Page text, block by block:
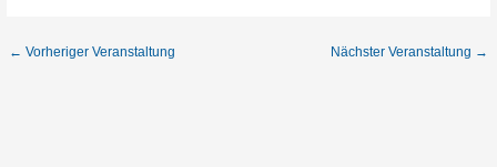
← Vorheriger Veranstaltung Nächster Veranstaltung →